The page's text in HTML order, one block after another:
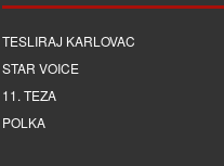
TESLIRAJ KARLOVAC
STAR VOICE
11. TEZA
POLKA